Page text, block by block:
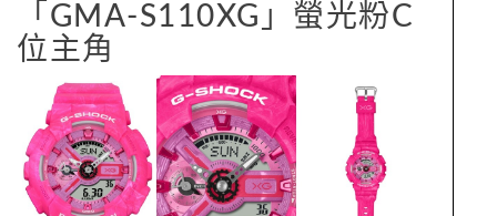
「GMA-S110XG」螢光粉C
位主角